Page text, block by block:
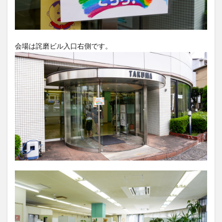
会場は詫磨ビル入口右側です。